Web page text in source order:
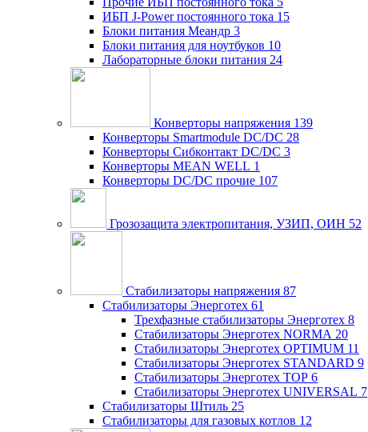
ИБП J-Power постоянного тока 15
Блоки питания Меандр 3
Блоки питания для ноутбуков 10
Лабораторные блоки питания 24
Конверторы напряжения 139
Конверторы Smartmodule DC/DC 28
Конверторы Сибконтакт DC/DC 3
Конверторы MEAN WELL 1
Конверторы DC/DC прочие 107
Грозозащита электропитания, УЗИП, ОИН 52
Стабилизаторы напряжения 87
Стабилизаторы Энерготех 61
Трехфазные стабилизаторы Энерготех 8
Стабилизаторы Энерготех NORMA 20
Стабилизаторы Энерготех OPTIMUM 11
Стабилизаторы Энерготех STANDARD 9
Стабилизаторы Энерготех TOP 6
Стабилизаторы Энерготех UNIVERSAL 7
Стабилизаторы Штиль 25
Стабилизаторы для газовых котлов 12